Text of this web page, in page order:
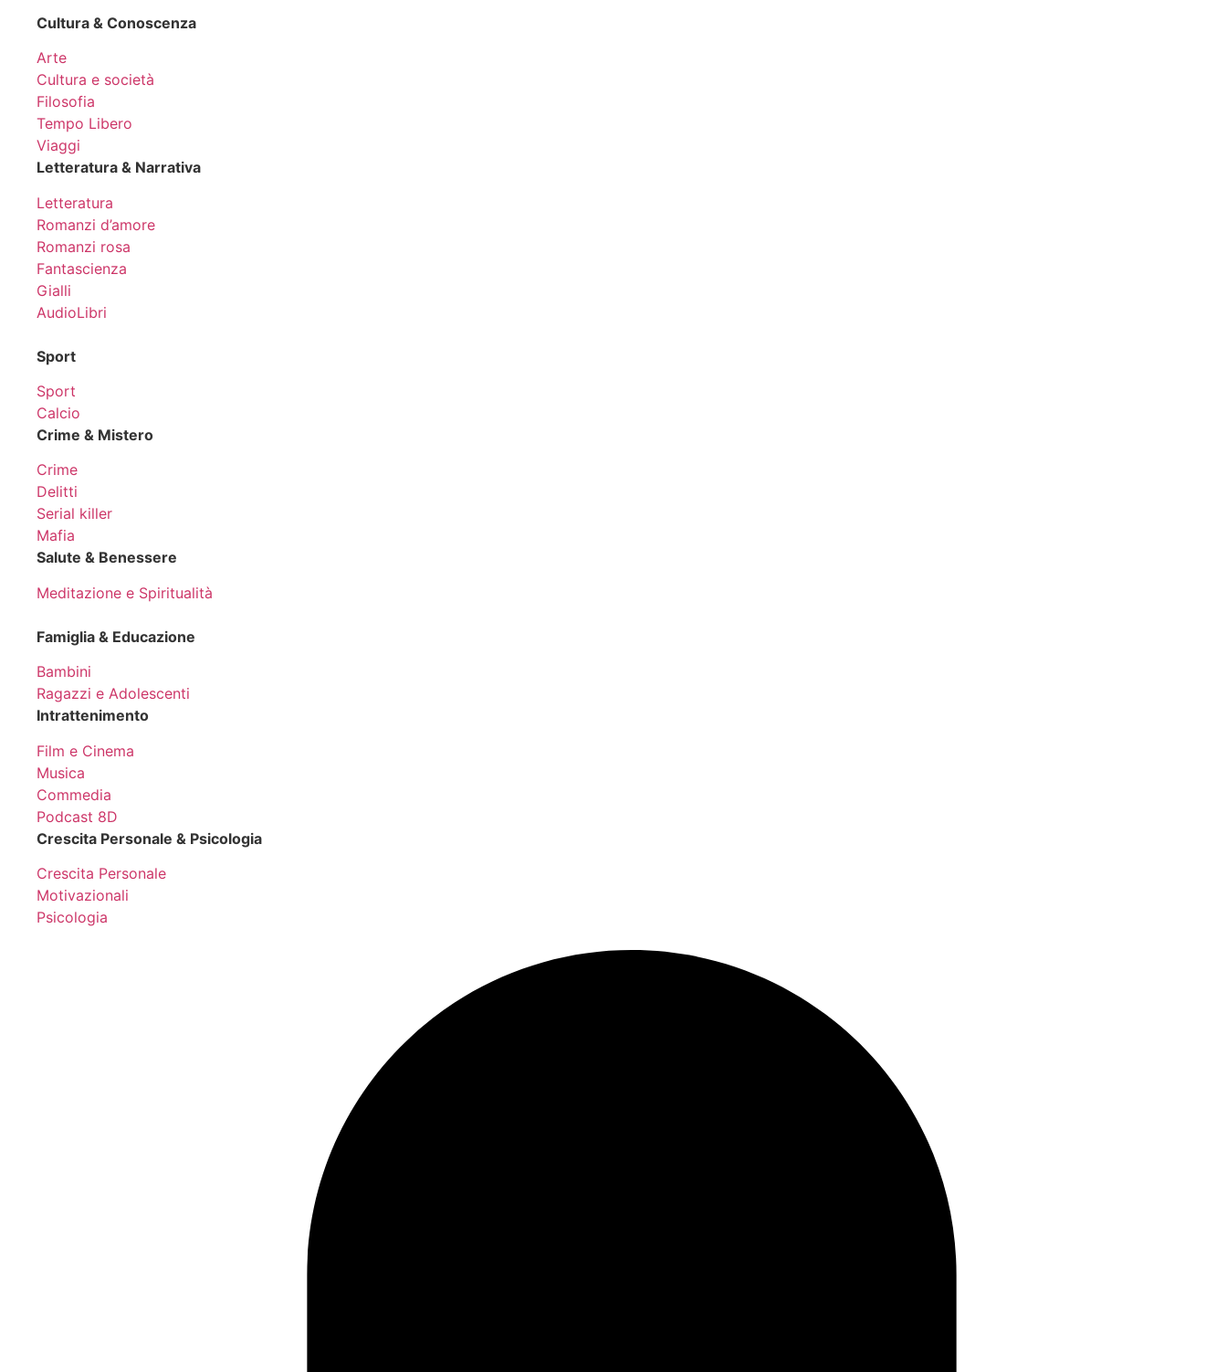
Cultura & Conoscenza
Arte
Cultura e società
Filosofia
Tempo Libero
Viaggi
Letteratura & Narrativa
Letteratura
Romanzi d’amore
Romanzi rosa
Fantascienza
Gialli
AudioLibri
Sport
Sport
Calcio
Crime & Mistero
Crime
Delitti
Serial killer
Mafia
Salute & Benessere
Meditazione e Spiritualità
Famiglia & Educazione
Bambini
Ragazzi e Adolescenti
Intrattenimento
Film e Cinema
Musica
Commedia
Podcast 8D
Crescita Personale & Psicologia
Crescita Personale
Motivazionali
Psicologia